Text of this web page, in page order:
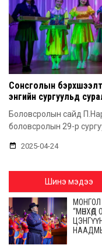
Сонсголын
энгийн сургуульд
Боловсролын сайд
боловсролын 29-р
2025-04-24
Шинэ мэдээ